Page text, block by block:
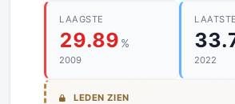
LAAGSTE
29.89 %
2009
LAATSTE
2022
LEDEN ZIEN